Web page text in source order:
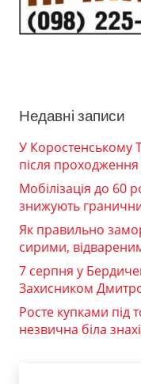
Недавні записи
У Коростенському
після
Мобілізація до 60
знижують
Як правильно
сирими,
7 серпня у
Захисником
Росте купками під
незвична біла